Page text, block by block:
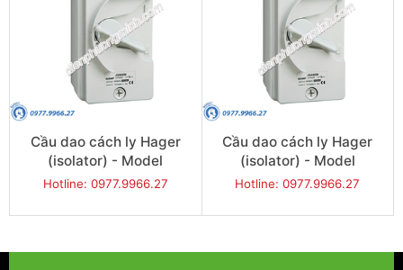
Cầu dao cách ly Hager
(isolator) - Model
JG332IN
Hotline: 0977.9966.27
Cầu dao cách ly Hager
(isolator) - Model
JG340IN
Hotline: 0977.9966.27